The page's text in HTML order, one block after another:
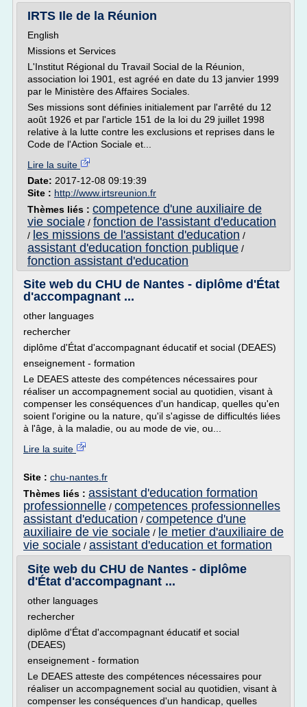
IRTS Ile de la Réunion
English
Missions et Services
L'Institut Régional du Travail Social de la Réunion,
association loi 1901, est agréé en date du 13 janvier 1999
par le Ministère des Affaires Sociales.
Ses missions sont définies initialement par l'arrêté du 12
août 1926 et par l'article 151 de la loi du 29 juillet 1998
relative à la lutte contre les exclusions et reprises dans le
Code de l'Action Sociale et...
Lire la suite
Date: 2017-12-08 09:19:39
Site : http://www.irtsreunion.fr
Thèmes liés : competence d'une auxiliaire de
vie sociale / fonction de l'assistant d'education
/ les missions de l'assistant d'education /
assistant d'education fonction publique /
fonction assistant d'education
Site web du CHU de Nantes - diplôme d'État
d'accompagnant ...
other languages
rechercher
diplôme d'État d'accompagnant éducatif et social (DEAES)
enseignement - formation
Le DEAES atteste des compétences nécessaires pour
réaliser un accompagnement social au quotidien, visant à
compenser les conséquences d'un handicap, quelles qu'en
soient l'origine ou la nature, qu'il s'agisse de difficultés liées
à l'âge, à la maladie, ou au mode de vie, ou...
Lire la suite
Site : chu-nantes.fr
Thèmes liés : assistant d'education formation
professionnelle / competences professionnelles
assistant d'education / competence d'une
auxiliaire de vie sociale / le metier d'auxiliaire de
vie sociale / assistant d'education et formation
Site web du CHU de Nantes - diplôme
d'État d'accompagnant ...
other languages
rechercher
diplôme d'État d'accompagnant éducatif et social
(DEAES)
enseignement - formation
Le DEAES atteste des compétences nécessaires pour
réaliser un accompagnement social au quotidien, visant à
compenser les conséquences d'un handicap, quelles